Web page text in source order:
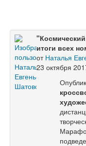
итоги всех
от Наталья
23 октября